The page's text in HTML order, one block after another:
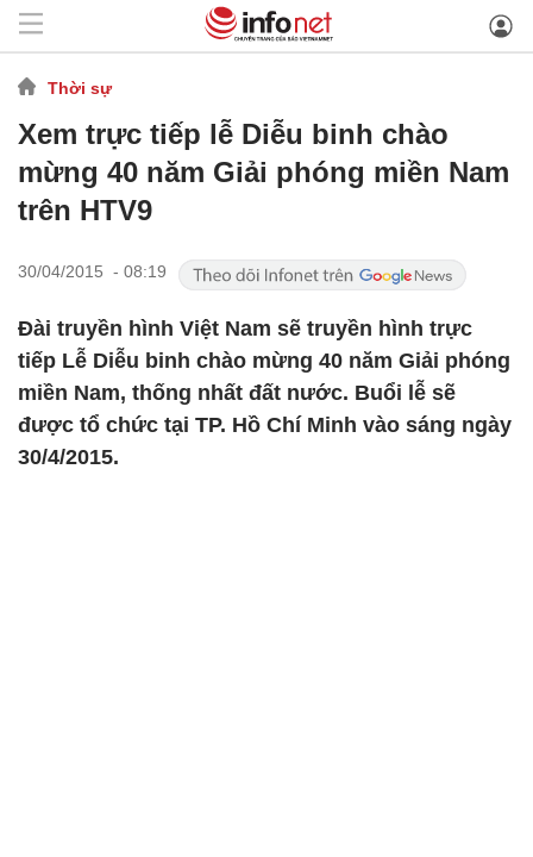
Thời sự
Xem trực tiếp lễ Diễu binh chào
mừng 40 năm Giải phóng miền Nam
trên HTV9
30/04/2015 - 08:19
Đài truyền hình Việt Nam sẽ truyền hình trực
tiếp Lễ Diễu binh chào mừng 40 năm Giải phóng
miền Nam, thống nhất đất nước. Buổi lễ sẽ
được tổ chức tại TP. Hồ Chí Minh vào sáng ngày
30/4/2015.